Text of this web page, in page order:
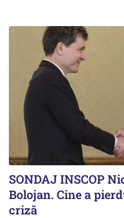
SONDAJ INSCOP
Bolojan. Cine a
criză